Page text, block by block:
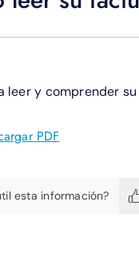
leer y comprender
PDF
esta información?